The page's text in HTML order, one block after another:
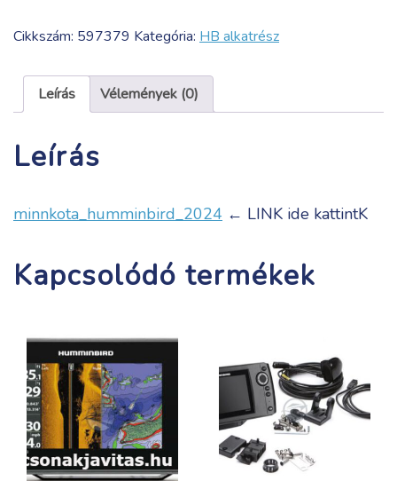
Lock
Ultrex
mennyiség
Cikkszám: 597379 Kategória: HB alkatrész
Leírás Vélemények (0)
Leírás
minnkota_humminbird_2024 ← LINK ide kattintK
Kapcsolódó termékek